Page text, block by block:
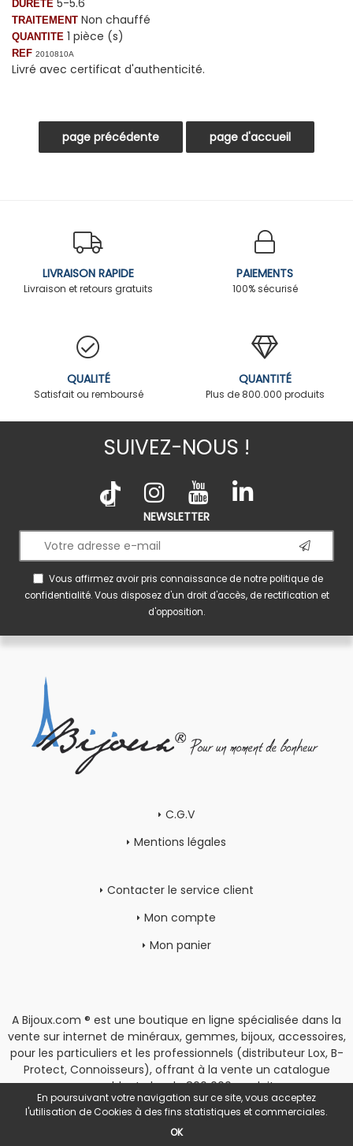
DURETE 5-5.6
TRAITEMENT Non chauffé
QUANTITE 1 pièce (s)
REF 2010810A
Livré avec certificat d'authenticité.
LIVRAISON RAPIDE
Livraison et retours gratuits
PAIEMENTS
100% sécurisé
QUALITÉ
Satisfait ou remboursé
QUANTITÉ
Plus de 800.000 produits
SUIVEZ-NOUS !
NEWSLETTER
Vous affirmez avoir pris connaissance de notrepolitique de
confidentialité. Vous disposez d'un droit d'accès, de rectification et
d'opposition.
C.G.V
Mentions légales
Contacter le service client
Mon compte
Mon panier
A Bijoux.com ® est une boutique en ligne spécialisée dans la
vente sur internet de minéraux, gemmes, bijoux, accessoires,
pour les particuliers et les professionnels (distributeur Lox, B-
Protect, Connoisseurs), offrant à la vente un catalogue
rassemblant plus de 800 000 produits.
Copyright| Espace Pro
POWERED BY YPROXIMITÉ / STORE FACTORY
En poursuivant votre navigation sur ce site, vous acceptez
l'utilisation de Cookies à des fins statistiques et commerciales.
OK